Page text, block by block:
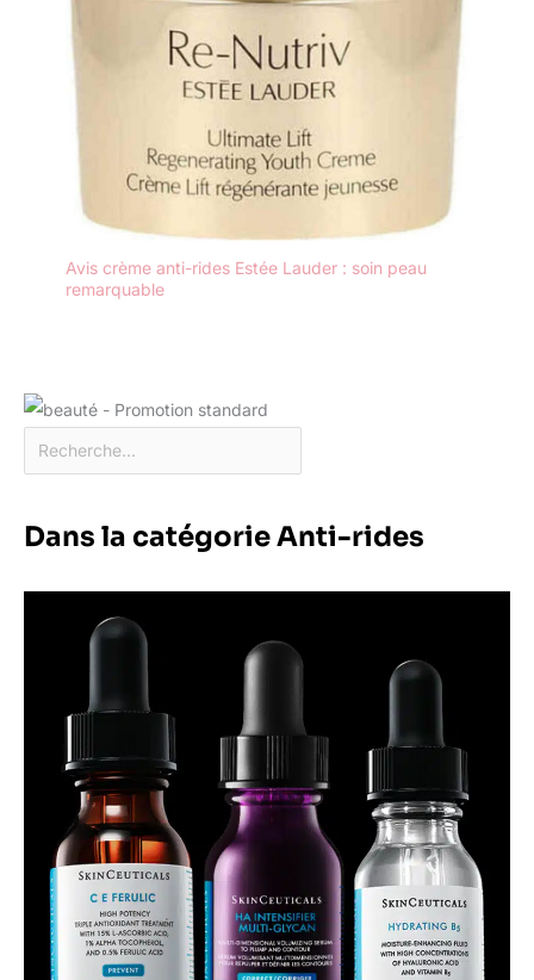
Avis crème anti-rides Estée Lauder : soin peau
remarquable
Dans la catégorie Anti-rides